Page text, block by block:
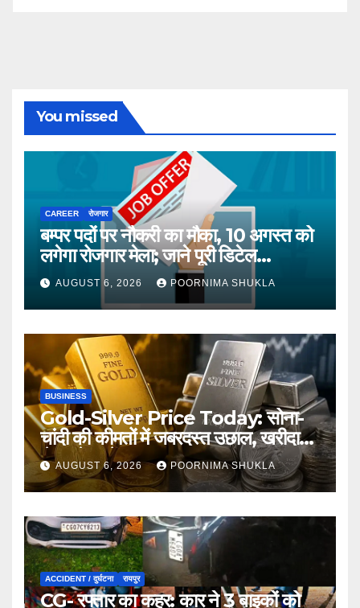
You missed
CAREER रोजगार
बम्पर पदों पर नौकरी का मौका, 10 अगस्त को
लगेगा रोजगार मेला; जाने पूरी डिटेल…
AUGUST 6, 2026 POORNIMA SHUKLA
BUSINESS
Gold-Silver Price Today: सोना-
चांदी की कीमतों में जबरदस्त उछाल, खरीदारी
से पहले जानें आज का ताजा भाव…
AUGUST 6, 2026 POORNIMA SHUKLA
ACCIDENT / दुर्घटना रायपुर
CG- रफ्तार का कहर: कार ने 3 बाइकों को